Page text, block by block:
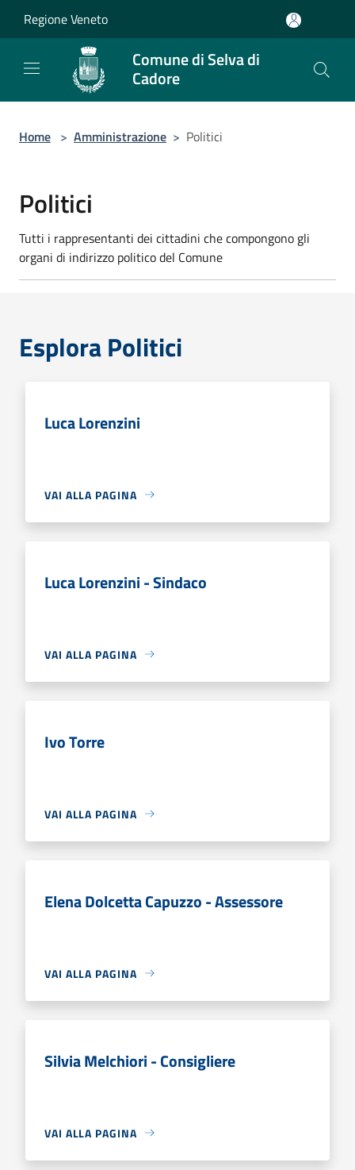
Regione Veneto
Comune di Selva di
Cadore
Home > Amministrazione > Politici
Politici
Tutti i rappresentanti dei cittadini che compongono gli
organi di indirizzo politico del Comune
Esplora Politici
Luca Lorenzini
VAI ALLA PAGINA
Luca Lorenzini - Sindaco
VAI ALLA PAGINA
Ivo Torre
VAI ALLA PAGINA
Elena Dolcetta Capuzzo - Assessore
VAI ALLA PAGINA
Silvia Melchiori - Consigliere
VAI ALLA PAGINA